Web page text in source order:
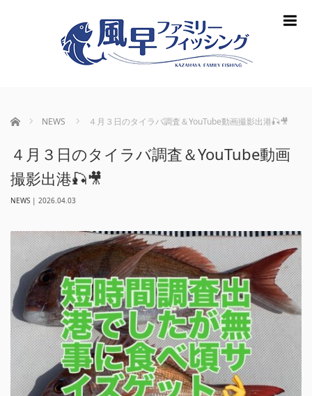
ホーム NEWS ４月３日のタイラバ調査＆YouTube動画撮影出港🎣🎥
４月３日のタイラバ調査＆YouTube動画
撮影出港🎣🎥
NEWS | 2026.04.03